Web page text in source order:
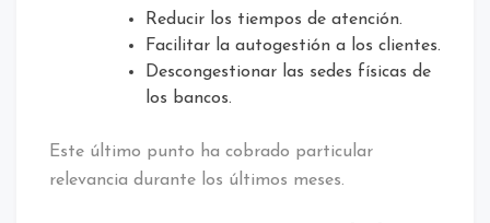
Reducir los tiempos de atención.
Facilitar la autogestión a los clientes.
Descongestionar las sedes físicas de
los bancos.
Este último punto ha cobrado particular
relevancia durante los últimos meses.